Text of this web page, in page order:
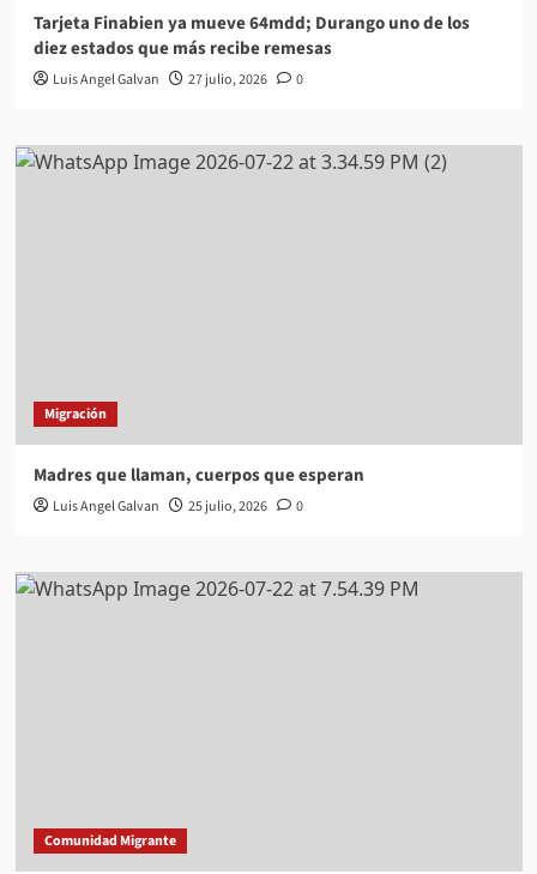
Tarjeta Finabien ya mueve 64mdd; Durango uno de los
diez estados que más recibe remesas
Luis Angel Galvan 27 julio, 2026 0
Migración
Madres que llaman, cuerpos que esperan
Luis Angel Galvan 25 julio, 2026 0
Comunidad Migrante